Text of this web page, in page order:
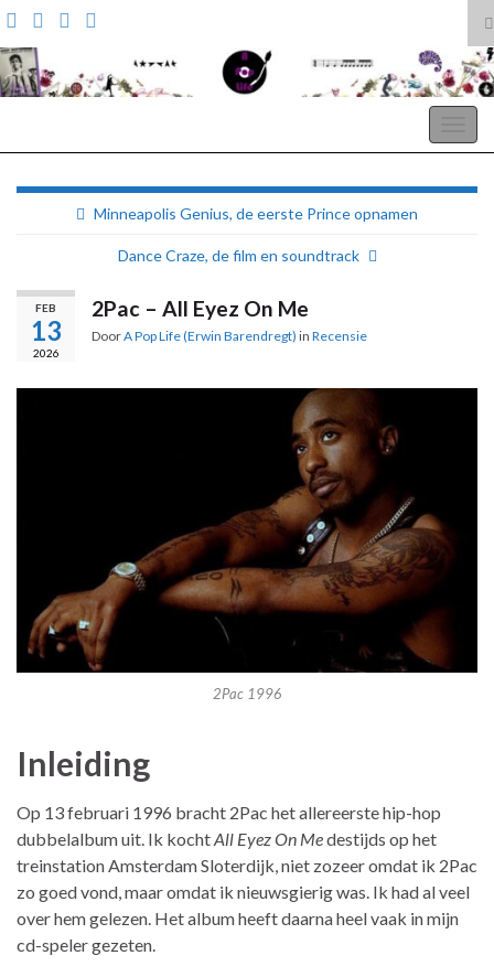
Search for:
Minneapolis Genius, de eerste Prince opnamen
Dance Craze, de film en soundtrack
FEB
13
2026
2Pac – All Eyez On Me
DoorA Pop Life (Erwin Barendregt) in Recensie
2Pac 1996
Inleiding
Op 13 februari 1996 bracht 2Pac het allereerste hip-hop
dubbelalbum uit. Ik kochtAll Eyez On Medestijds op het
treinstation Amsterdam Sloterdijk, niet zozeer omdat ik 2Pac
zo goed vond, maar omdat ik nieuwsgierig was. Ik had al veel
over hem gelezen. Het album heeft daarna heel vaak in mijn
cd-speler gezeten.